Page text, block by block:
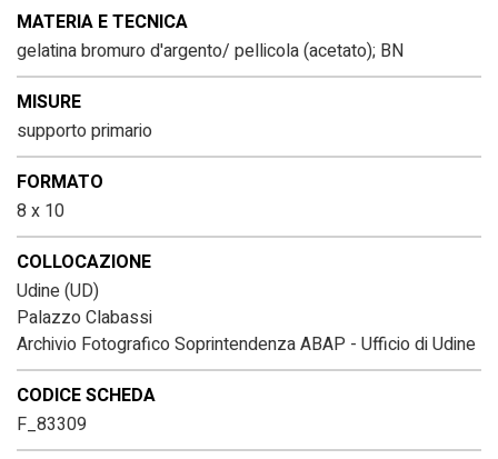
MATERIA E TECNICA
gelatina bromuro d'argento/ pellicola (acetato); BN
MISURE
supporto primario
FORMATO
8 x 10
COLLOCAZIONE
Udine (UD)
Palazzo Clabassi
Archivio Fotografico Soprintendenza ABAP - Ufficio di Udine
CODICE SCHEDA
F_83309